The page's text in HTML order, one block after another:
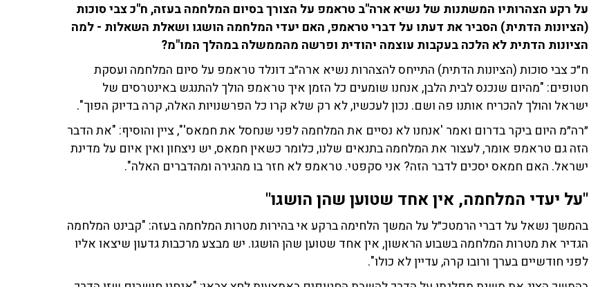
על רקע הצהרותיו המשתנות של נשיא ארה"ב טראמפ על הצורך בסיום המלחמה בעזה, ח"כ צבי סוכות
(הציונות הדתית) הסביר את דעתו על דברי טראמפ, האם יעדי המלחמה הושגו ושאלת השאלות - למה
הציונות הדתית לא הלכה בעקבות עוצמה יהודית ופרשה מהממשלה במהלך המו"מ?
ח״כ צבי סוכות (הציונות הדתית) התייחס להצהרות נשיא ארה״ב דונלד טראמפ על סיום המלחמה ועסקת
חטופים: "מהיום שנכנס לבית הלבן, אנחנו שומעים כל הזמן איך טראמפ הולך להתנגש באינטרסים של
ישראל והולך להכריח אותנו פה ושם. נכון לעכשיו, לא רק שלא קרו כל הפרשנויות האלה, קרה בדיוק הפוך".
״רה״מ היום ביקר בדרום ואמר 'אנחנו לא נסיים את המלחמה לפני שנחסל את חמאס'", ציין והוסיף: "את הדבר
הזה גם טראמפ אומר, לעצור את המלחמה בתנאים שלנו, כלומר כשאין חמאס, יש ניצחון ואין איום על מדינת
ישראל. האם חמאס יסכים לדבר הזה? אני סקפטי. טראמפ לא חזר בו מהגירה ומהדברים האלה".
"על יעדי המלחמה, אין אחד שטוען שהן הושגו"
בהמשך נשאל על דברי הרמטכ״ל על המשך הלחימה ברקע אי בהירות מטרות המלחמה בעזה: "קבינט המלחמה
הגדיר את מטרות המלחמה בשבוע הראשון, אין אחד שטוען שהן הושגו. יש מבצע מרכבות גדעון שיצאו אליו
לפני חודשיים בערך ורובו קרה, עדיין לא כולו".